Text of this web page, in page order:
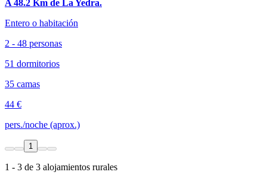
A 48.2 Km de La Yedra.
Entero o habitación
2 - 48 personas
51 dormitorios
35 camas
44 €
pers./noche (aprox.)
1
1 - 3 de 3 alojamientos rurales